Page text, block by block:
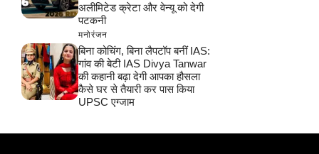
अलीमिटेड क्रेटा और वेन्यू को देगी
पटकनी
मनोरंजन
बिना कोचिंग, बिना लैपटॉप बनीं IAS:
गांव की बेटी IAS Divya Tanwar
की कहानी बढ़ा देगी आपका हौसला
कैसे घर से तैयारी कर पास किया
UPSC एग्जाम